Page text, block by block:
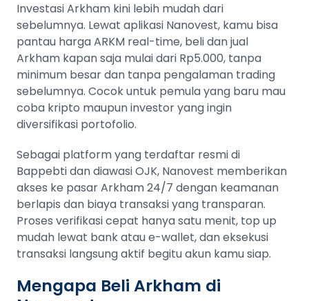
Investasi Arkham kini lebih mudah dari
sebelumnya. Lewat aplikasi Nanovest, kamu bisa
pantau harga ARKM real-time, beli dan jual
Arkham kapan saja mulai dari Rp5.000, tanpa
minimum besar dan tanpa pengalaman trading
sebelumnya. Cocok untuk pemula yang baru mau
coba kripto maupun investor yang ingin
diversifikasi portofolio.
Sebagai platform yang terdaftar resmi di
Bappebti dan diawasi OJK, Nanovest memberikan
akses ke pasar Arkham 24/7 dengan keamanan
berlapis dan biaya transaksi yang transparan.
Proses verifikasi cepat hanya satu menit, top up
mudah lewat bank atau e-wallet, dan eksekusi
transaksi langsung aktif begitu akun kamu siap.
Mengapa Beli Arkham di